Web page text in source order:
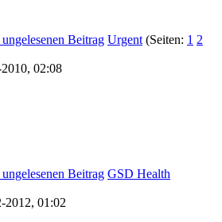
Urgent (Seiten: 1 2
02:08
GSD Health
2012, 01:02